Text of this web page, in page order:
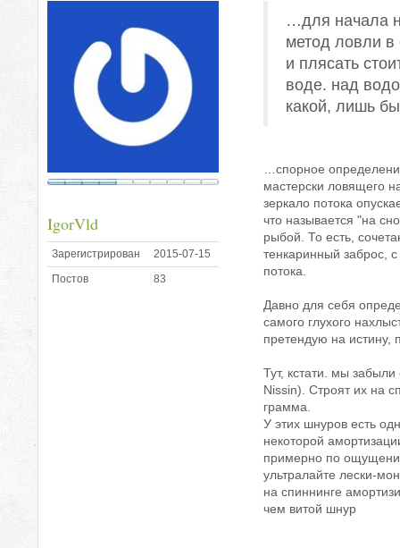
IgorVld
Зарегистрирован
2015-07-15
Постов
83
…для начала
метод ловли в
и плясать
воде. над
какой, лишь
…спорное
мастерски ловящего
зеркало потока
что называется "на
рыбой. То есть,
тенкаринный заброс,
потока.
Давно для себя
самого глухого
претендую на истину,
Тут, кстати. мы
Nissin). Строят их на
грамма.
У этих шнуров есть
некоторой
примерно по
ультралайте лески-
на спиннинге
чем витой шнур